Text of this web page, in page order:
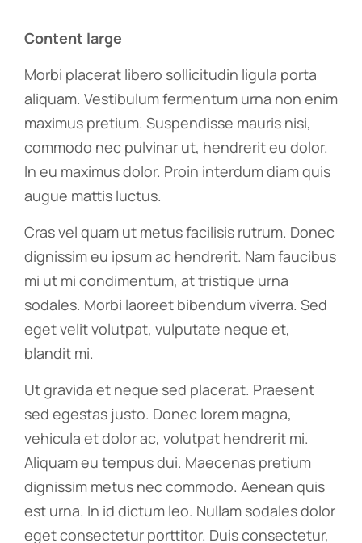
Content large
Morbi placerat libero sollicitudin ligula porta
aliquam. Vestibulum fermentum urna non enim
maximus pretium. Suspendisse mauris nisi,
commodo nec pulvinar ut, hendrerit eu dolor.
In eu maximus dolor. Proin interdum diam quis
augue mattis luctus.
Cras vel quam ut metus facilisis rutrum. Donec
dignissim eu ipsum ac hendrerit. Nam faucibus
mi ut mi condimentum, at tristique urna
sodales. Morbi laoreet bibendum viverra. Sed
eget velit volutpat, vulputate neque et,
blandit mi.
Ut gravida et neque sed placerat. Praesent
sed egestas justo. Donec lorem magna,
vehicula et dolor ac, volutpat hendrerit mi.
Aliquam eu tempus dui. Maecenas pretium
dignissim metus nec commodo. Aenean quis
est urna. In id dictum leo. Nullam sodales dolor
eget consectetur porttitor. Duis consectetur,